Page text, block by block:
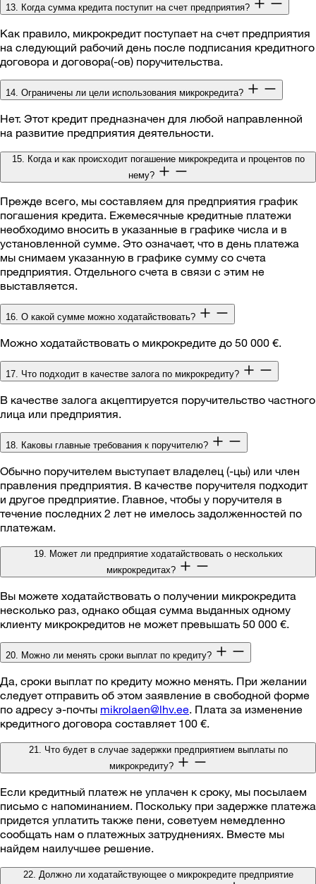
13. Когда сумма кредита поступит на счет предприятия?
Как правило, микрокредит поступает на счет предприятия
на следующий рабочий день после подписания кредитного
договора и договора(-ов) поручительства.
14. Ограничены ли цели использования микрокредита?
Нет. Этот кредит предназначен для любой направленной
на развитие предприятия деятельности.
15. Когда и как происходит погашение микрокредита и процентов по
нему?
Прежде всего, мы составляем для предприятия график
погашения кредита. Ежемесячные кредитные платежи
необходимо вносить в указанные в графике числа и в
установленной сумме. Это означает, что в день платежа
мы снимаем указанную в графике сумму со счета
предприятия. Отдельного счета в связи с этим не
выставляется.
16. О какой сумме можно ходатайствовать?
Можно ходатайствовать о микрокредите до 50 000 €.
17. Что подходит в качестве залога по микрокредиту?
В качестве залога акцептируется поручительство частного
лица или предприятия.
18. Каковы главные требования к поручителю?
Обычно поручителем выступает владелец (-цы) или член
правления предприятия. В качестве поручителя подходит
и другое предприятие. Главное, чтобы у поручителя в
течение последних 2 лет не имелось задолженностей по
платежам.
19. Может ли предприятие ходатайствовать о нескольких
микрокредитах?
Вы можете ходатайствовать о получении микрокредита
несколько раз, однако общая сумма выданных одному
клиенту микрокредитов не может превышать 50 000 €.
20. Можно ли менять сроки выплат по кредиту?
Да, сроки выплат по кредиту можно менять. При желании
следует отправить об этом заявление в свободной форме
по адресу э-почты mikrolaen@lhv.ee. Плата за изменение
кредитного договора составляет 100 €.
21. Что будет в случае задержки предприятием выплаты по
микрокредиту?
Если кредитный платеж не уплачен к сроку, мы посылаем
письмо с напоминанием. Поскольку при задержке платежа
придется уплатить также пени, советуем немедленно
сообщать нам о платежных затруднениях. Вместе мы
найдем наилучшее решение.
22. Должно ли ходатайствующее о микрокредите предприятие